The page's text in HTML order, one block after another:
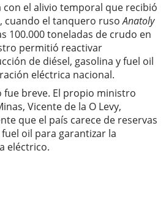
el alivio temporal que recibió
cuando el tanquero rusoAnatoly
100.000 toneladas de crudo en
permitió reactivar
de diésel, gasolina y fuel oil
eléctrica nacional.
fue breve. El propio ministro
Vicente de la O Levy,
que el país carece de reservas
oil para garantizar la
eléctrico.